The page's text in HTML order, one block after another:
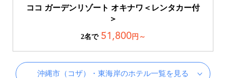
ココ ガーデンリゾート オキナワ＜レンタカー付
＞
2名で 51,800円～
沖縄市（コザ）・東海岸のホテル一覧を見る